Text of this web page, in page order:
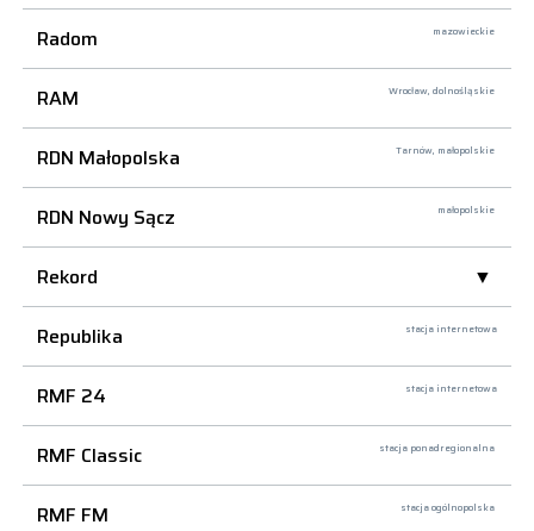
Radom mazowieckie
RAM Wrocław, dolnośląskie
RDN Małopolska Tarnów, małopolskie
RDN Nowy Sącz małopolskie
Rekord
Republika
stacja internetowa
RMF 24 stacja internetowa
RMF Classic stacja ponadregionalna
RMF FM stacja ogólnopolska